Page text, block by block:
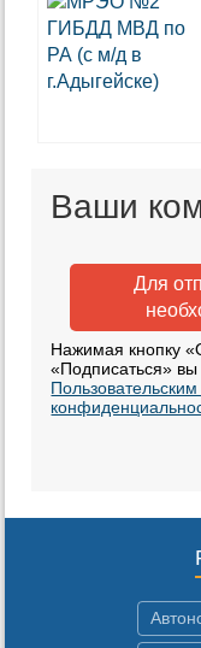
Ваши
Для
Нажимая кнопку
«Подписаться» вы